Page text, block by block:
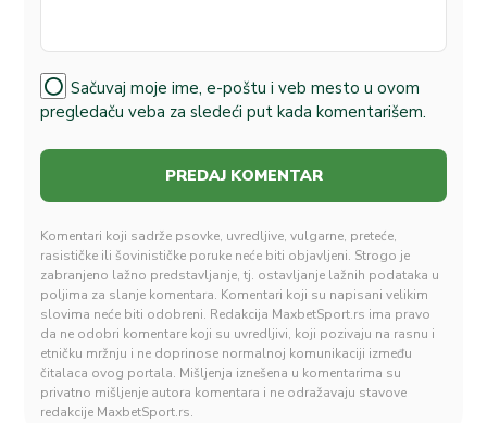
Sačuvaj moje ime, e-poštu i veb mesto u ovom
pregledaču veba za sledeći put kada komentarišem.
Komentari koji sadrže psovke, uvredljive, vulgarne, preteće,
rasističke ili šovinističke poruke neće biti objavljeni. Strogo je
zabranjeno lažno predstavljanje, tj. ostavljanje lažnih podataka u
poljima za slanje komentara. Komentari koji su napisani velikim
slovima neće biti odobreni. Redakcija MaxbetSport.rs ima pravo
da ne odobri komentare koji su uvredljivi, koji pozivaju na rasnu i
etničku mržnju i ne doprinose normalnoj komunikaciji između
čitalaca ovog portala. Mišljenja iznešena u komentarima su
privatno mišljenje autora komentara i ne odražavaju stavove
redakcije MaxbetSport.rs.